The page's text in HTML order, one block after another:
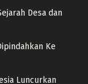
Desa dan
Ke
Luncurkan